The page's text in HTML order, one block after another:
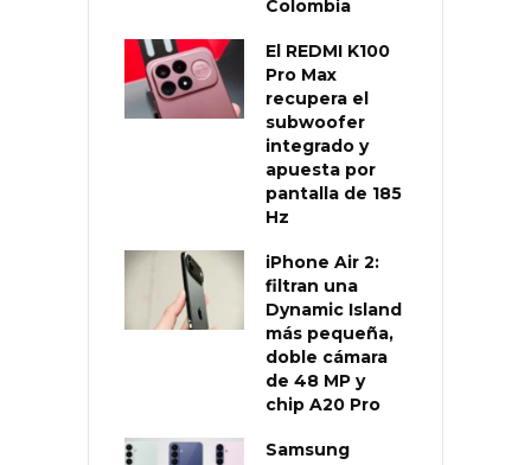
Colombia
El REDMI K100
Pro Max
recupera el
subwoofer
integrado y
apuesta por
pantalla de 185
Hz
iPhone Air 2:
filtran una
Dynamic Island
más pequeña,
doble cámara
de 48 MP y
chip A20 Pro
Samsung